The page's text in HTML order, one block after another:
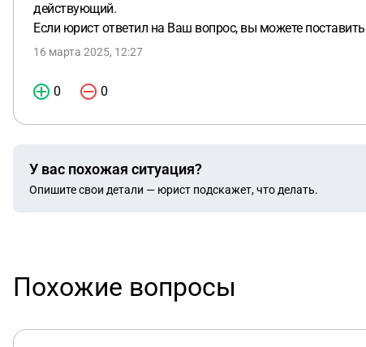
действующий.
Если юрист ответил на Ваш вопрос, вы можете
16 марта 2025, 12:27
0 0
У вас похожая ситуация?
Опишите свои детали — юрист подскажет, что делать.
Похожие вопросы